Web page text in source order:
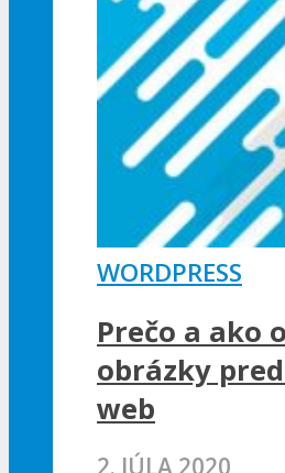
WORDPRESS
Prečo a ako
obrázky
web